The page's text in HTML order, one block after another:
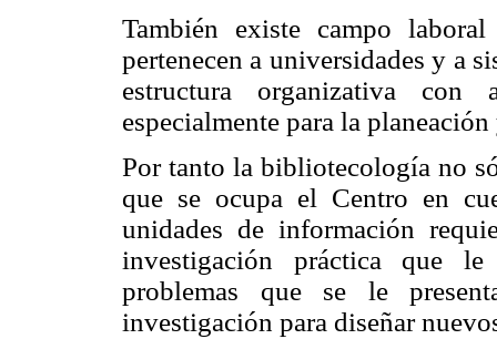
También existe campo
pertenecen a universidades y a
estructura organizativa con
especialmente para la
Por tanto la bibliotecología no
que se ocupa el Centro en
unidades de información
investigación práctica que le
problemas que se le
investigación para diseñar